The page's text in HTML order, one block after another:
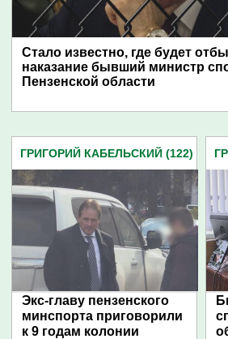
Стало известно, где будет
наказание бывший министр
Пензенской области
ГРИГОРИЙ КАБЕЛЬСКИЙ (122)
Экс-главу пензенского
минспорта приговорили
к 9 годам колонии